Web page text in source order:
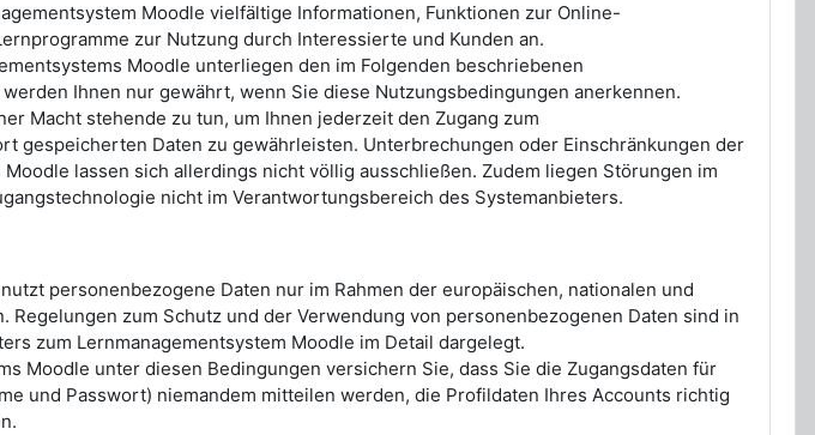
Moodle vielfältige Informationen, Funktionen zur Online-
zur Nutzung durch Interessierte und Kunden an.
Moodle unterliegen den im Folgenden beschriebenen
Ihnen nur gewährt, wenn Sie diese Nutzungsbedingungen anerkennen.
Macht stehende zu tun, um Ihnen jederzeit den Zugang zum
gespeicherten Daten zu gewährleisten. Unterbrechungen oder Einschränkungen der
lassen sich allerdings nicht völlig ausschließen. Zudem liegen Störungen im
nicht im Verantwortungsbereich des Systemanbieters.
personenbezogene Daten nur im Rahmen der europäischen, nationalen und
zum Schutz und der Verwendung von personenbezogenen Daten sind in
zum Lernmanagementsystem Moodle im Detail dargelegt.
Moodle unter diesen Bedingungen versichern Sie, dass Sie die Zugangsdaten für
und Passwort) niemandem mitteilen werden, die Profildaten Ihres Accounts richtig